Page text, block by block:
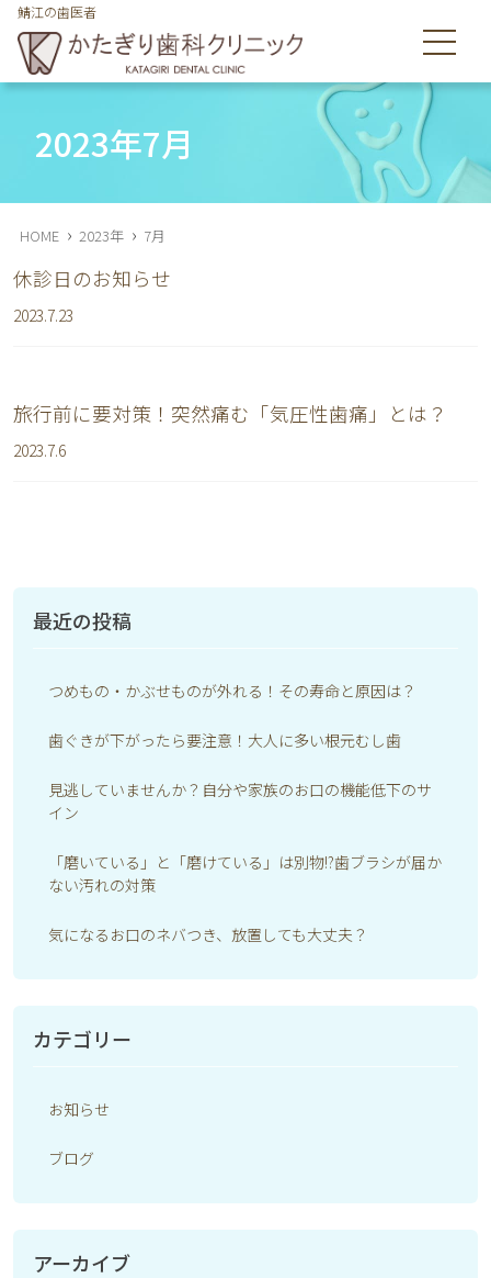
鯖江の歯医者
鯖江市舟津町の歯医者のかたぎり歯科クリニックは皆様の歯を
2023年7月
HOME › 2023年 › 7月
休診日のお知らせ
2023.7.23
旅行前に要対策！突然痛む「気圧性歯痛」とは？
2023.7.6
最近の投稿
つめもの・かぶせものが外れる！その寿命と原因は？
歯ぐきが下がったら要注意！大人に多い根元むし歯
見逃していませんか？自分や家族のお口の機能低下のサ
イン
「磨いている」と「磨けている」は別物!?歯ブラシが届か
ない汚れの対策
気になるお口のネバつき、放置しても大丈夫？
カテゴリー
お知らせ
ブログ
アーカイブ